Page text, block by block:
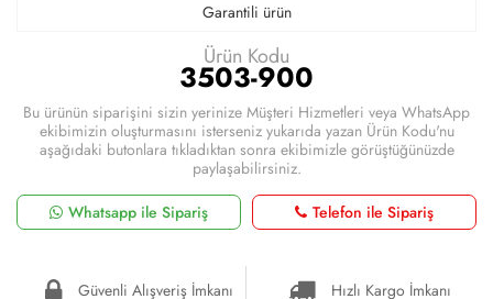
Garantili ürün
Ürün Kodu
3503-900
Bu ürünün siparişini sizin yerinize Müşteri Hizmetleri veya WhatsApp
ekibimizin oluşturmasını isterseniz yukarıda yazan Ürün Kodu'nu
aşağıdaki butonlara tıkladıktan sonra ekibimizle görüştüğünüzde
paylaşabilirsiniz.
Whatsapp ile Sipariş
Telefon ile Sipariş
Güvenli Alışveriş İmkanı
Hızlı Kargo İmkanı